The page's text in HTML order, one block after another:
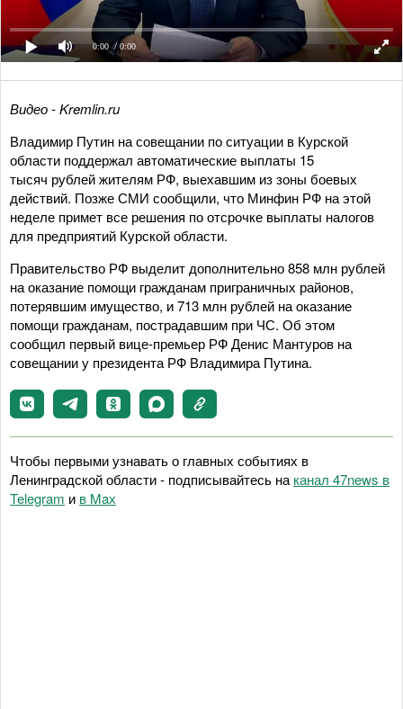
0:00 / 0:00
Видео - Kremlin.ru
Владимир Путин на совещании по ситуации в Курской
области поддержал автоматические выплаты 15
тысяч рублей жителям РФ, выехавшим из зоны боевых
действий. Позже СМИ сообщили, что Минфин РФ на этой
неделе примет все решения по отсрочке выплаты налогов
для предприятий Курской области.
Правительство РФ выделит дополнительно 858 млн рублей
на оказание помощи гражданам приграничных районов,
потерявшим имущество, и 713 млн рублей на оказание
помощи гражданам, пострадавшим при ЧС. Об этом
сообщил первый вице-премьер РФ Денис Мантуров на
совещании у президента РФ Владимира Путина.
Чтобы первыми узнавать о главных событиях в
Ленинградской области - подписывайтесь на канал 47news в
Telegram и в Maх